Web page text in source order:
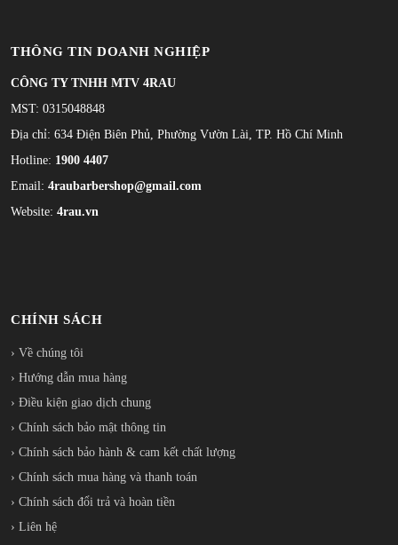
THÔNG TIN DOANH NGHIỆP
CÔNG TY TNHH MTV 4RAU
MST: 0315048848
Địa chỉ: 634 Điện Biên Phủ, Phường Vườn Lài, TP. Hồ Chí Minh
Hotline: 1900 4407
Email: 4raubarbershop@gmail.com
Website: 4rau.vn
CHÍNH SÁCH
› Về chúng tôi
› Hướng dẫn mua hàng
› Điều kiện giao dịch chung
› Chính sách bảo mật thông tin
› Chính sách bảo hành & cam kết chất lượng
› Chính sách mua hàng và thanh toán
› Chính sách đổi trả và hoàn tiền
› Liên hệ